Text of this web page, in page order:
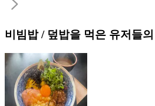
비빔밥 / 덮밥을 먹은 유저들